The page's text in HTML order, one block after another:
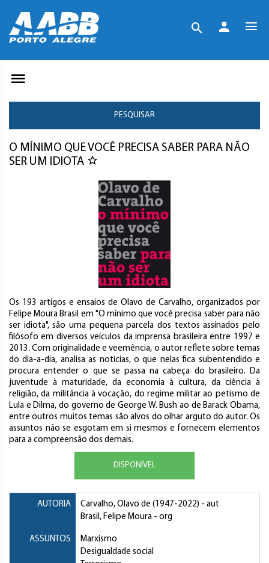
PESQUISAR
O MÍNIMO QUE VOCÊ PRECISA SABER PARA NÃO
SER UM IDIOTA
Os 193 artigos e ensaios de Olavo de Carvalho, organizados por
Felipe Moura Brasil em "O mínimo que você precisa saber para não
ser idiota", são uma pequena parcela dos textos assinados pelo
filósofo em diversos veículos da imprensa brasileira entre 1997 e
2013. Com originalidade e veemência, o autor reflete sobre temas
do dia-a-dia, analisa as notícias, o que nelas fica subentendido e
procura entender o que se passa na cabeça do brasileiro. Da
juventude à maturidade, da economia à cultura, da ciência à
religião, da militância à vocação, do regime militar ao petismo de
Lula e Dilma, do governo de George W. Bush ao de Barack Obama,
entre outros muitos temas são alvos do olhar arguto do autor. Os
assuntos não se esgotam em si mesmos e fornecem elementos
para a compreensão dos demais.
DISPONÍVEL
AUTORIA Carvalho, Olavo de (1947-2022) - aut
Brasil, Felipe Moura - org
ASSUNTOS
Marxismo
Desigualdade social